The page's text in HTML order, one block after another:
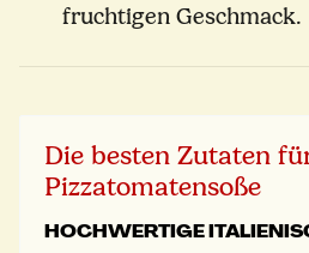
fruchtigen Geschmack.
Die besten Zutaten
Pizzatomatensoße
HOCHWERTIGE